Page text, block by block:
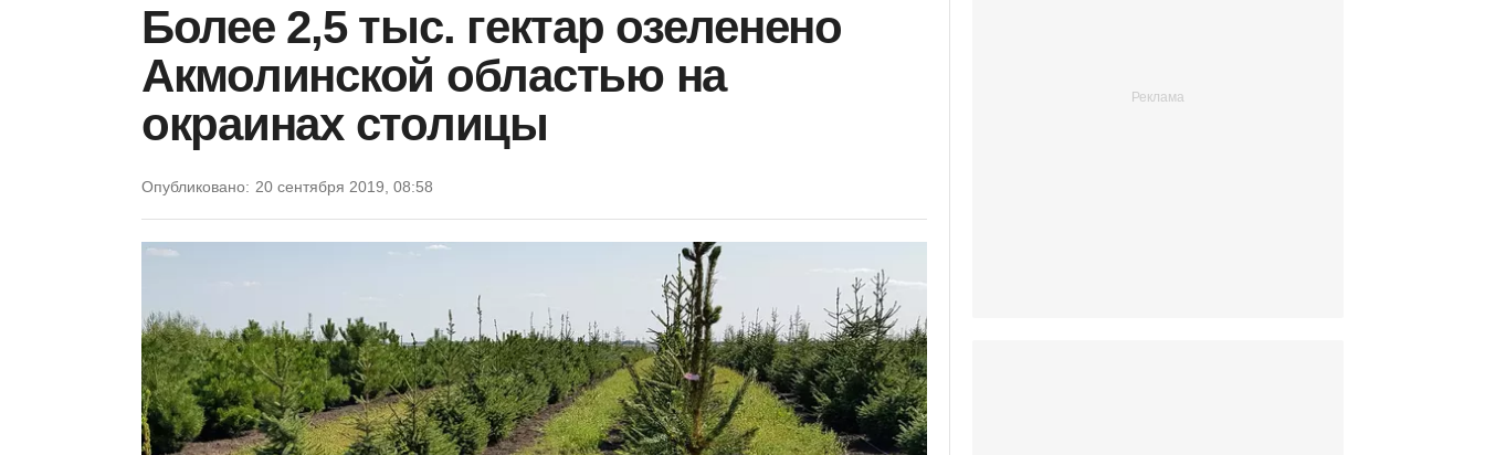
Более 2,5 тыс. гектар озеленено
Акмолинской областью на
окраинах столицы
Опубликовано: 20 сентября 2019, 08:58